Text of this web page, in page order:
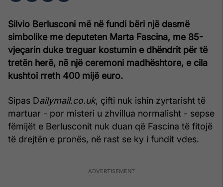
Silvio Berlusconi më në fundi bëri një dasmë
simbolike me deputeten Marta Fascina, me 85-
vjeçarin duke treguar kostumin e dhëndrit për të
tretën herë, në një ceremoni madhështore, e cila
kushtoi rreth 400 mijë euro.
Sipas Dailymail.co.uk, çifti nuk ishin zyrtarisht të
martuar - por misteri u zhvillua normalisht - sepse
fëmijët e Berlusconit nuk duan që Fascina të fitojë
të drejtën e pronës, në rast se ky i fundit vdes.